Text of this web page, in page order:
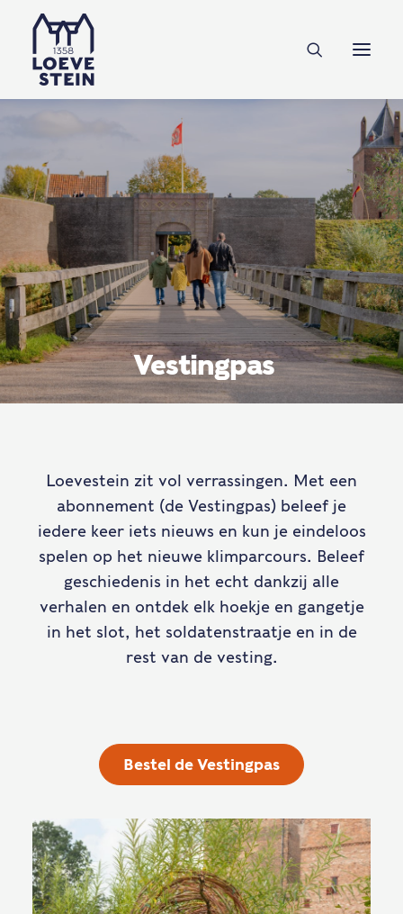
Ontdek Loevestein
Plan je bezoek
Feesten & zakelijk
NL EN DE
Steun ons
TicketsVestingpas
Loevestein zit vol verrassingen. Met een
abonnement (de Vestingpas) beleef je
iedere keer iets nieuws en kun je eindeloos
spelen op het nieuwe klimparcours. Beleef
geschiedenis in het echt dankzij alle
verhalen en ontdek elk hoekje en gangetje
in het slot, het soldatenstraatje en in de
rest van de vesting.
Bestel de Vestingpas